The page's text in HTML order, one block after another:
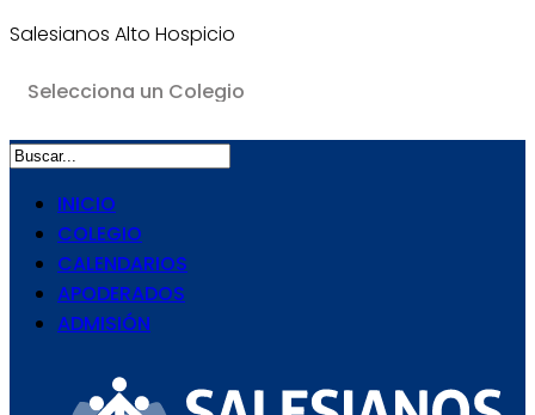
Salesianos Alto Hospicio
INICIO
COLEGIO
CALENDARIOS
APODERADOS
ADMISIÓN